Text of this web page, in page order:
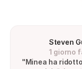
Steven
1 giorno
"Minea ha